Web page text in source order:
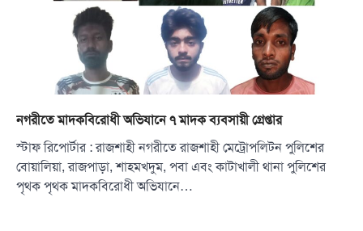
নগরীতে মাদকবিরোধী অভিযানে ৭ মাদক ব্যবসায়ী গ্রেপ্তার
স্টাফ রিপোর্টার : রাজশাহী নগরীতে রাজশাহী মেট্রোপলিটন পুলিশের
বোয়ালিয়া, রাজপাড়া, শাহমখদুম, পবা এবং কাটাখালী থানা পুলিশের
পৃথক পৃথক মাদকবিরোধী অভিযানে…